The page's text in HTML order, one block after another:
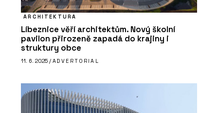
SLUŽBY
Akademie - ARCHITECT@WORK
ARCHITEKTURA
Líbeznice věří architektům. Nový školní
pavilon přirozeně zapadá do krajiny i
struktury obce
11. 6. 2025 / ADVERTORIAL